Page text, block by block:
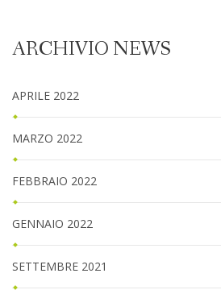
ARCHIVIO NEWS
APRILE 2022
MARZO 2022
FEBBRAIO 2022
GENNAIO 2022
SETTEMBRE 2021